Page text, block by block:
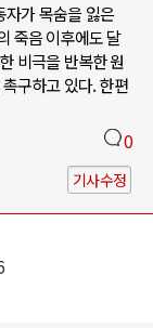
자가 목숨을 잃은
죽음 이후에도 달
비극을 반복한 원
구하고 있다. 한편
0
기사수정